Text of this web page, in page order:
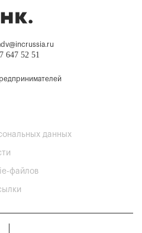
647 52 51
данных
файлов